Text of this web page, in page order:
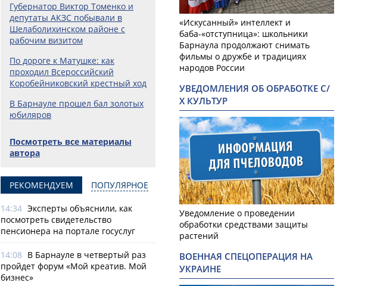
Губернатор Виктор Томенко и
депутаты АКЗС побывали в
Шелаболихинском районе с
рабочим визитом
По дороге к Матушке: как
проходил Всероссийский
Коробейниковский крестный ход
В Барнауле прошел бал золотых
юбиляров
Посмотреть все материалы
автора
РЕКОМЕНДУЕМ ПОПУЛЯРНОЕ
14:34 Эксперты объяснили, как
посмотреть свидетельство
пенсионера на портале госуслуг
14:08 В Барнауле в четвертый раз
пройдет форум «Мой креатив. Мой
бизнес»
«Искусанный» интеллект и
баба-«отступница»: школьники
Барнаула продолжают снимать
фильмы о дружбе и традициях
народов России
УВЕДОМЛЕНИЯ ОБ ОБРАБОТКЕ С/
Х КУЛЬТУР
Уведомление о проведении
обработки средствами защиты
растений
ВОЕННАЯ СПЕЦОПЕРАЦИЯ НА
УКРАИНЕ